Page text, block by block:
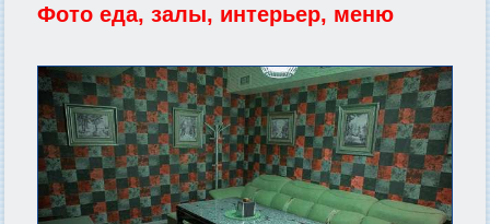
Фото еда, залы, интерьер, меню